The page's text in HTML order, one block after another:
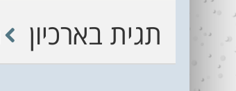
תגית בארכיון